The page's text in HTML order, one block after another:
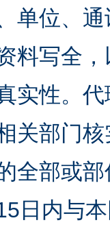
单位、
料写全
实性。
关部门
全部或
日内与